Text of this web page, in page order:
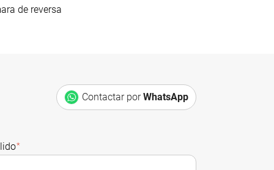
de reversa
Contactar porWhatsApp
*